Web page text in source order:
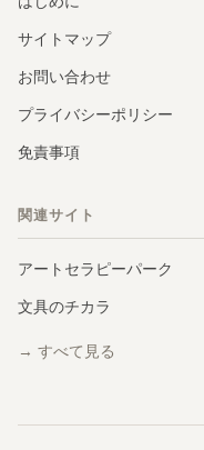
サイトマップ
お問い合わせ
プライバシーポリシー
免責事項
関連サイト
アートセラピーパーク
文具のチカラ
→ すべて見る